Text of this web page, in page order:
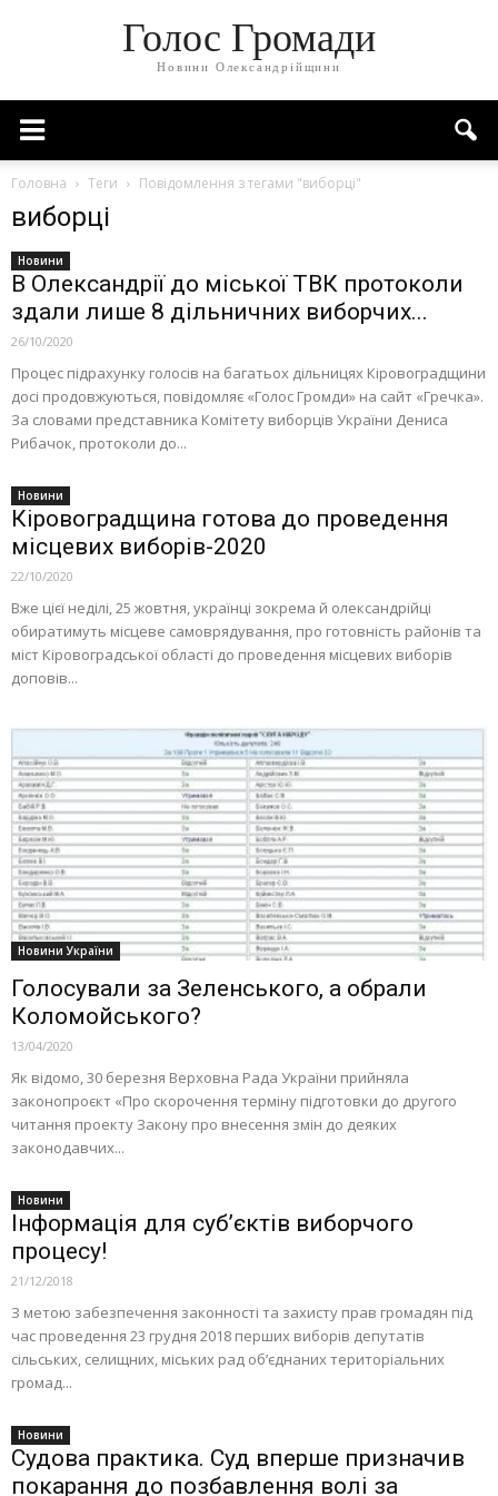
Голос Громади
Новини Олександрійщини
Головна Теги Повідомлення з тегами "виборці"
виборці
Новини
В Олександрії до міської ТВК протоколи
здали лише 8 дільничних виборчих...
26/10/2020
Процес підрахунку голосів на багатьох дільницях Кіровоградщини
досі продовжуються, повідомляє «Голос Громди» на сайт «Гречка».
За словами представника Комітету виборців України Дениса
Рибачок, протоколи до...
Новини
Кіровоградщина готова до проведення
місцевих виборів-2020
22/10/2020
Вже цієї неділі, 25 жовтня, українці зокрема й олександрійці
обиратимуть місцеве самоврядування, про готовність районів та
міст Кіровоградської області до проведення місцевих виборів
доповів...
Новини України
Голосували за Зеленського, а обрали
Коломойського?
13/04/2020
Як відомо, 30 березня Верховна Рада України прийняла
законопроєкт «Про скорочення терміну підготовки до другого
читання проекту Закону про внесення змін до деяких
законодавчих...
Новини
Інформація для субʼєктів виборчого
процесу!
21/12/2018
З метою забезпечення законності та захисту прав громадян під
час проведення 23 грудня 2018 перших виборів депутатів
сільських, селищних, міських рад об’єднаних територіальних
громад...
Новини
Судова практика. Суд вперше призначив
покарання до позбавлення волі за